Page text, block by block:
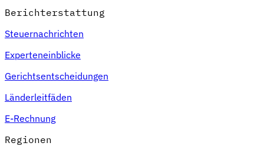
Berichterstattung
Steuernachrichten
Experteneinblicke
Gerichtsentscheidungen
Länderleitfäden
E-Rechnung
Regionen